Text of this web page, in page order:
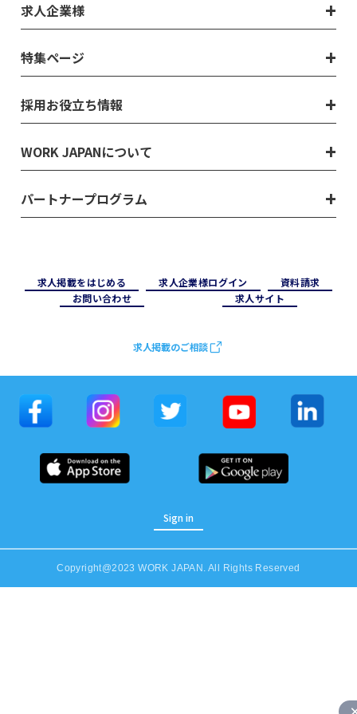
求人企業様
特集ページ
採用お役立ち情報
WORK JAPANについて
パートナープログラム
求⼈掲載をはじめる 求⼈企業様ログイン
資料請求
お問い合わせ
求⼈サイト
求人掲載のご相談
Sign in
Copyright@2023 WORK JAPAN. All Rights Reserved